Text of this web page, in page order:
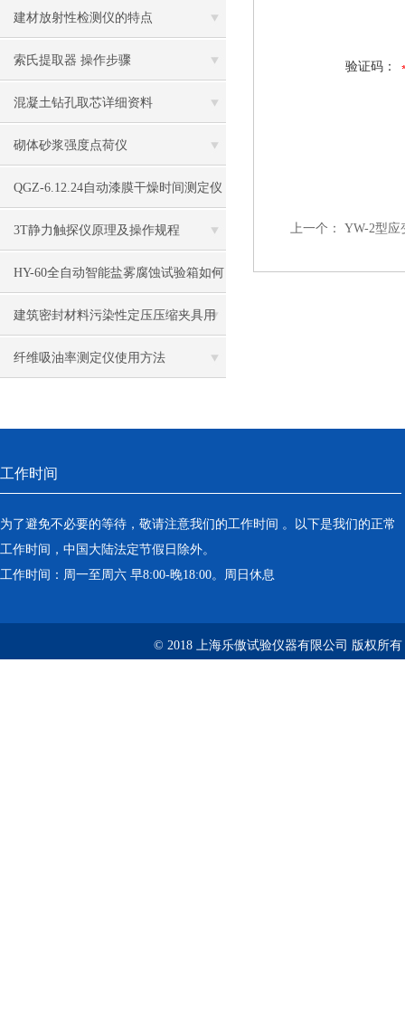
建材放射性检测仪的特点
索氏提取器 操作步骤
混凝土钻孔取芯详细资料
砌体砂浆强度点荷仪
QGZ-6.12.24自动漆膜干燥时间测定仪
3T静力触探仪原理及操作规程
HY-60全自动智能盐雾腐蚀试验箱如何
使用
建筑密封材料污染性定压压缩夹具用
途
纤维吸油率测定仪使用方法
验证码：
上一个： YW-2型应
工作时间
为了避免不必要的等待，敬请注意我们的工作时间 。以下是我们的正常
工作时间，中国大陆法定节假日除外。
工作时间：周一至周六 早8:00-晚18:00。周日休息
© 2018 上海乐傲试验仪器有限公司 版权所